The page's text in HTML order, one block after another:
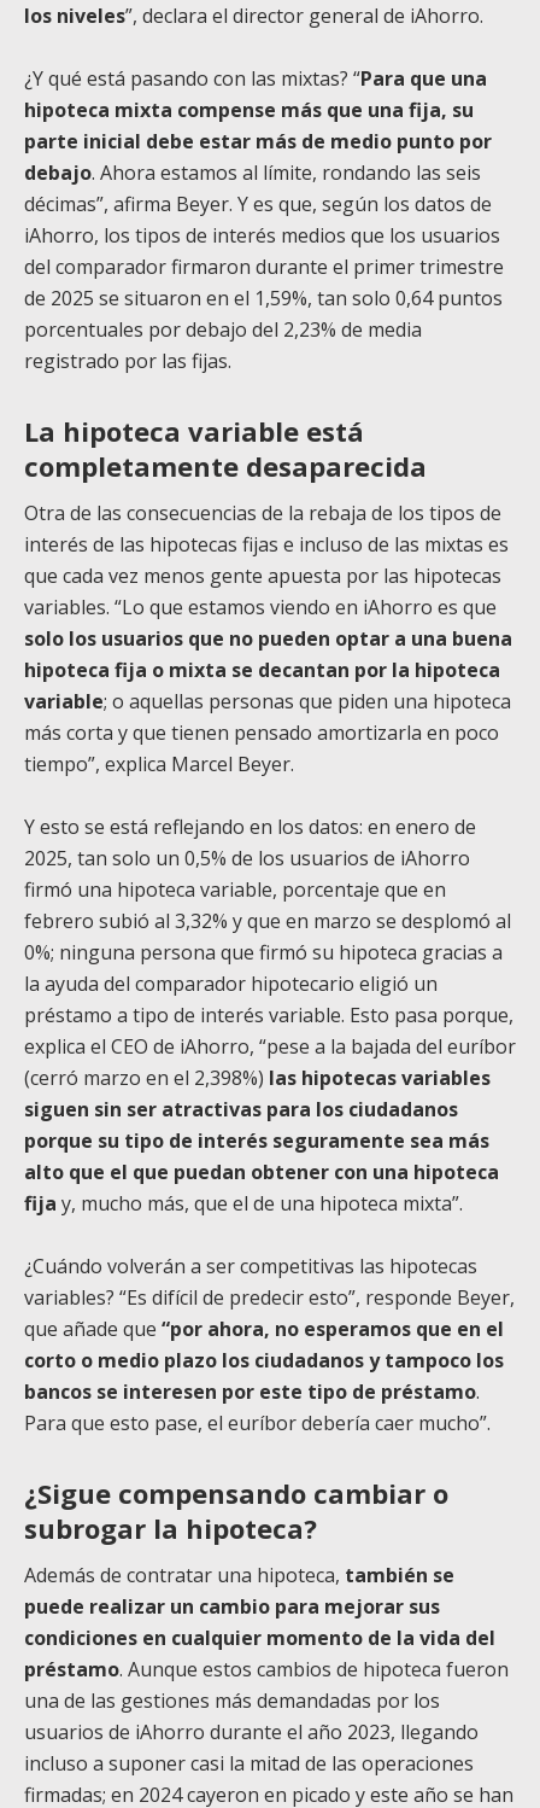
los niveles”, declara el director general de iAhorro.
¿Y qué está pasando con las mixtas? “Para que una
hipoteca mixta compense más que una fija, su
parte inicial debe estar más de medio punto por
debajo. Ahora estamos al límite, rondando las seis
décimas”, afirma Beyer. Y es que, según los datos de
iAhorro, los tipos de interés medios que los usuarios
del comparador firmaron durante el primer trimestre
de 2025 se situaron en el 1,59%, tan solo 0,64 puntos
porcentuales por debajo del 2,23% de media
registrado por las fijas.
La hipoteca variable está
completamente desaparecida
Otra de las consecuencias de la rebaja de los tipos de
interés de las hipotecas fijas e incluso de las mixtas es
que cada vez menos gente apuesta por las hipotecas
variables. “Lo que estamos viendo en iAhorro es que
solo los usuarios que no pueden optar a una buena
hipoteca fija o mixta se decantan por la hipoteca
variable; o aquellas personas que piden una hipoteca
más corta y que tienen pensado amortizarla en poco
tiempo”, explica Marcel Beyer.
Y esto se está reflejando en los datos: en enero de
2025, tan solo un 0,5% de los usuarios de iAhorro
firmó una hipoteca variable, porcentaje que en
febrero subió al 3,32% y que en marzo se desplomó al
0%; ninguna persona que firmó su hipoteca gracias a
la ayuda del comparador hipotecario eligió un
préstamo a tipo de interés variable. Esto pasa porque,
explica el CEO de iAhorro, “pese a la bajada del euríbor
(cerró marzo en el 2,398%) las hipotecas variables
siguen sin ser atractivas para los ciudadanos
porque su tipo de interés seguramente sea más
alto que el que puedan obtener con una hipoteca
fija y, mucho más, que el de una hipoteca mixta”.
¿Cuándo volverán a ser competitivas las hipotecas
variables? “Es difícil de predecir esto”, responde Beyer,
que añade que “por ahora, no esperamos que en el
corto o medio plazo los ciudadanos y tampoco los
bancos se interesen por este tipo de préstamo.
Para que esto pase, el euríbor debería caer mucho”.
¿Sigue compensando cambiar o
subrogar la hipoteca?
Además de contratar una hipoteca, también se
puede realizar un cambio para mejorar sus
condiciones en cualquier momento de la vida del
préstamo. Aunque estos cambios de hipoteca fueron
una de las gestiones más demandadas por los
usuarios de iAhorro durante el año 2023, llegando
incluso a suponer casi la mitad de las operaciones
firmadas; en 2024 cayeron en picado y este año se han